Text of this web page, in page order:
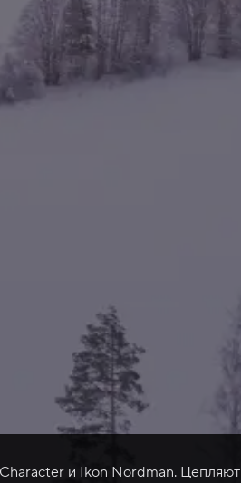
и Ikon Nordman.